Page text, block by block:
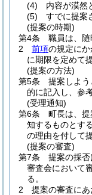
(4)
内容が漠然
(5)
すでに提案
(提案の時期)
第4条
職員は、随
2
前項の規定に
に期限を定めて
(提案の方法)
第5条
提案しよ
的に記入し、参
(受理通知)
第6条
町長は、
知するものとする
の理由を付して
(提案の審査)
第7条
提案の採
審査会において
る。
2
提案の審査に